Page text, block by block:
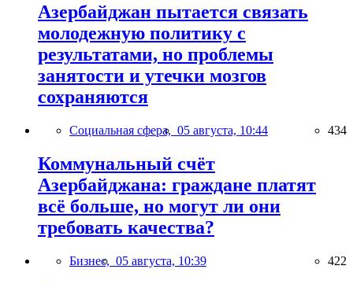
Азербайджан пытается связать
молодежную политику с
результатами, но проблемы
занятости и утечки мозгов
сохраняются
Социальная сфера, 05 августа, 10:44 434
Коммунальный счёт
Азербайджана: граждане платят
всё больше, но могут ли они
требовать качества?
Бизнес, 05 августа, 10:39 422